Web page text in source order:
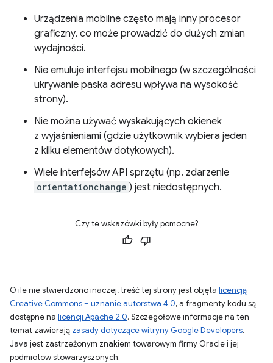
Urządzenia mobilne często mają inny procesor
graficzny, co może prowadzić do dużych zmian
wydajności.
Nie emuluje interfejsu mobilnego (w szczególności
ukrywanie paska adresu wpływa na wysokość
strony).
Nie można używać wyskakujących okienek
z wyjaśnieniami (gdzie użytkownik wybiera jeden
z kilku elementów dotykowych).
Wiele interfejsów API sprzętu (np. zdarzenie
orientationchange ) jest niedostępnych.
Czy te wskazówki były pomocne?
O ile nie stwierdzono inaczej, treść tej strony jest objęta licencją
Creative Commons – uznanie autorstwa 4.0, a fragmenty kodu są
dostępne na licencji Apache 2.0. Szczegółowe informacje na ten
temat zawierają zasady dotyczące witryny Google Developers.
Java jest zastrzeżonym znakiem towarowym firmy Oracle i jej
podmiotów stowarzyszonych.